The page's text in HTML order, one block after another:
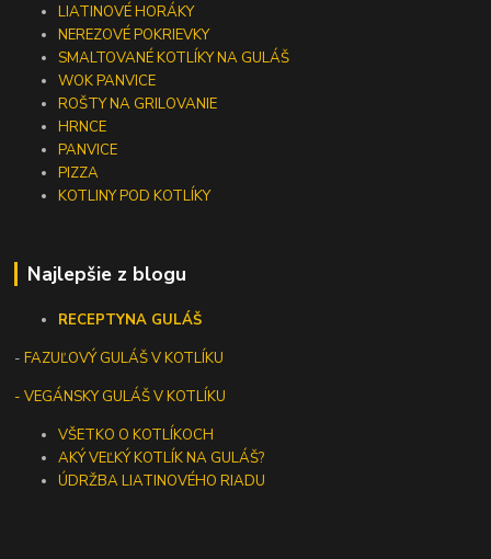
LIATINOVÉ HORÁKY
NEREZOVÉ POKRIEVKY
SMALTOVANÉ KOTLÍKY NA GULÁŠ
WOK PANVICE
ROŠTY NA GRILOVANIE
HRNCE
PANVICE
PIZZA
KOTLINY POD KOTLÍKY
Najlepšie z blogu
RECEPTYNA GULÁŠ
-FAZUĽOVÝ GULÁŠ V KOTLÍKU
- VEGÁNSKY GULÁŠ V KOTLÍKU
VŠETKO O KOTLÍKOCH
AKÝ VEĽKÝ KOTLÍK NA GULÁŠ?
ÚDRŽBA LIATINOVÉHO RIADU